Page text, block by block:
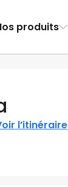
produits
l’itinéraire